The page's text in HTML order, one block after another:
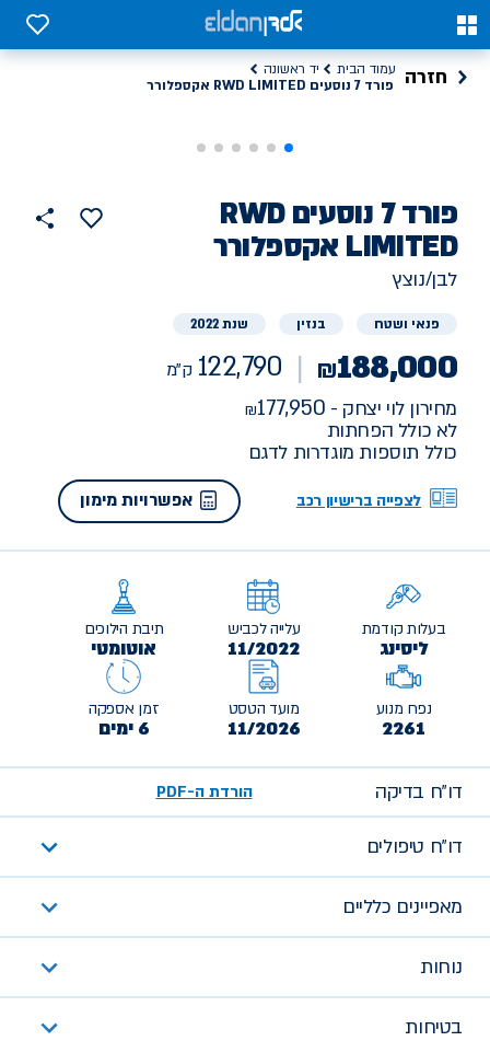
0
0
חזרה עמוד הבית
יד ראשונה
פורד 7 נוסעים RWD LIMITED אקספלורר
רכב
יד
ראשונה
פורד
7 נוסעים RWD
LIMITED אקספלורר
הוסף
למועדפים
לבן/נוצץ
פנאי ושטח בנזין שנת 2022
₪188,000
122,790 ק"מ
מחירון לוי יצחק - 177,950
לא כולל הפחתות
כולל תוספות מוגדרות לדגם
לצפייה ברישיון רכב אפשרויות מימון
בעלות קודמת
ליסינג
עלייה לכביש
11/2022
תיבת הילוכים
אוטומטי
נפח מנוע
2261
מועד הטסט
11/2026
זמן אספקה
6 ימים
דו״ח בדיקה הורדת ה-PDF
דו״ח טיפולים
מאפיינים כלליים
נוחות
בטיחות